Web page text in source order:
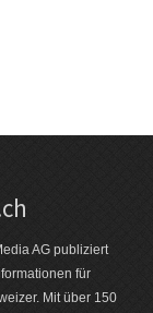
AG publiziert
für
Mit über 150